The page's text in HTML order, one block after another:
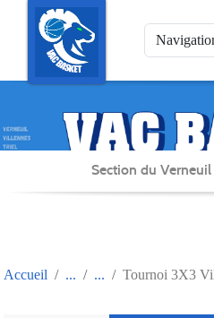
Section du
Accueil Tournoi 3X3
Panneau de gestion des cookies